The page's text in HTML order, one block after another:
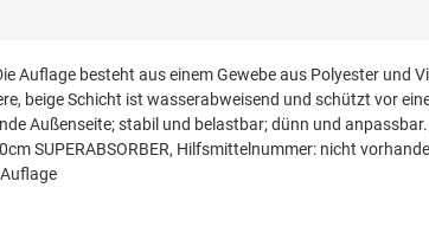
besteht aus einem Gewebe aus Polyester und
beige Schicht ist wasserabweisend und schützt vor
Außenseite; stabil und belastbar; dünn und anpassbar.
SUPERABSORBER, Hilfsmittelnummer: nicht